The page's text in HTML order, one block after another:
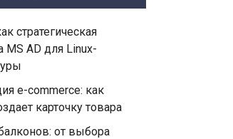
стратегическая
MS AD для Linux-
e-commerce: как
карточку товара
от выбора